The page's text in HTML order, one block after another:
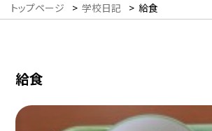
トップページ > 学校日記 > 給食
給食